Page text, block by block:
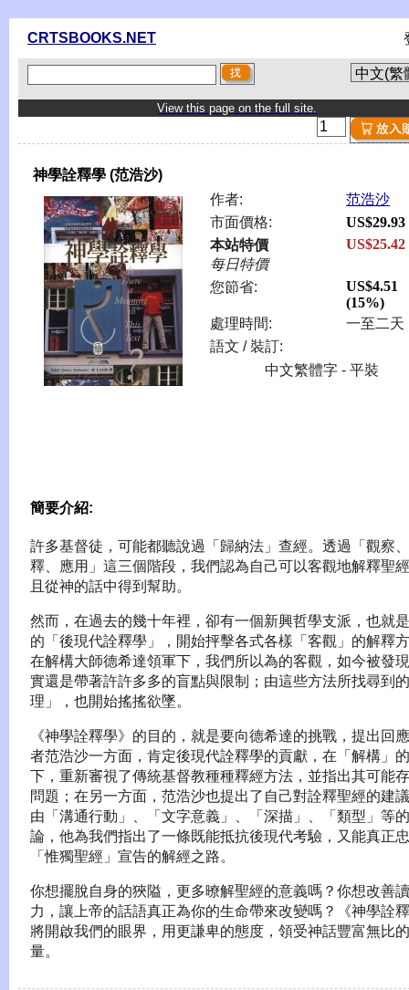
CRTSBOOKS.NET
View this page on the full site.
神學詮釋學 (范浩沙)
作者:
范浩沙
市面價格:
US$29.93
本站特價
每日特價
US$25.42
您節省:
US$4.51
(15%)
處理時間:
一至二天
語文 / 裝訂:
中文繁體字 - 平裝
簡要介紹:
許多基督徒，可能都聽說過「歸納法」查經。透過「觀察
釋、應用」這三個階段，我們認為自己可以客觀地解釋聖
且從神的話中得到幫助。
然而，在過去的幾十年裡，卻有一個新興哲學支派，也就
的「後現代詮釋學」，開始抨擊各式各樣「客觀」的解釋
在解構大師德希達領軍下，我們所以為的客觀，如今被發
實還是帶著許許多多的盲點與限制；由這些方法所找尋到
理」，也開始搖搖欲墜。
《神學詮釋學》的目的，就是要向德希達的挑戰，提出回
者范浩沙一方面，肯定後現代詮釋學的貢獻，在「解構」
下，重新審視了傳統基督教種種釋經方法，並指出其可能
問題；在另一方面，范浩沙也提出了自己對詮釋聖經的建
由「溝通行動」、「文字意義」、「深描」、「類型」等
論，他為我們指出了一條既能抵抗後現代考驗，又能真正
「惟獨聖經」宣告的解經之路。
你想擺脫自身的狹隘，更多暸解聖經的意義嗎？你想改善
力，讓上帝的話語真正為你的生命帶來改變嗎？《神學詮
將開啟我們的眼界，用更謙卑的態度，領受神話豐富無比
量。